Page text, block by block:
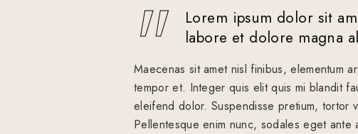
Lorem ipsum dolor sit
labore et dolore magna
Maecenas sit amet nisl finibus, elementum
tempor et. Integer quis elit quis mi blandit
eleifend dolor. Suspendisse pretium, tortor
Pellentesque enim nunc, sodales eget